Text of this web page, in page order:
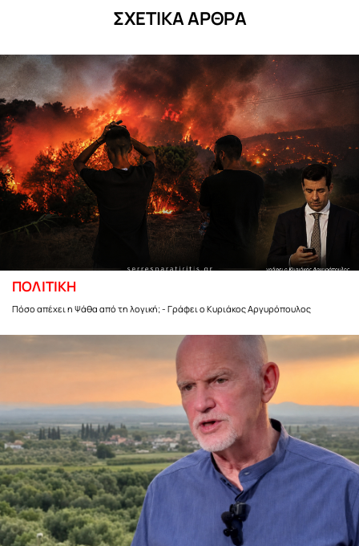
ΣΧΕΤΙΚΑ ΑΡΘΡΑ
ΠΟΛΙΤΙΚΗ
Πόσο απέχει η Ψάθα από τη λογική; - Γράφει ο Κυριάκος Αργυρόπουλος